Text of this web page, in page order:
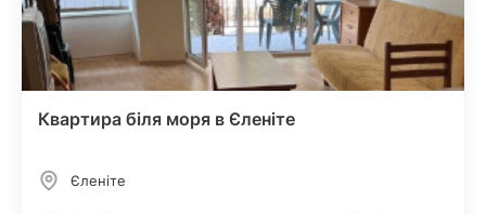
Квартира біля моря в Єленіте
Єленіте